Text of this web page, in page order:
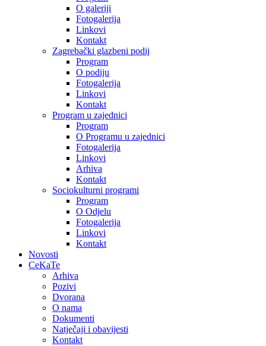
O galeriji
Fotogalerija
Linkovi
Kontakt
Zagrebački glazbeni podij
Program
O podiju
Fotogalerija
Linkovi
Kontakt
Program u zajednici
Program
O Programu u zajednici
Fotogalerija
Linkovi
Arhiva
Kontakt
Sociokulturni programi
Program
O Odjelu
Fotogalerija
Linkovi
Kontakt
Novosti
CeKaTe
Arhiva
Pozivi
Dvorana
O nama
Dokumenti
Natječaji i obavijesti
Kontakt